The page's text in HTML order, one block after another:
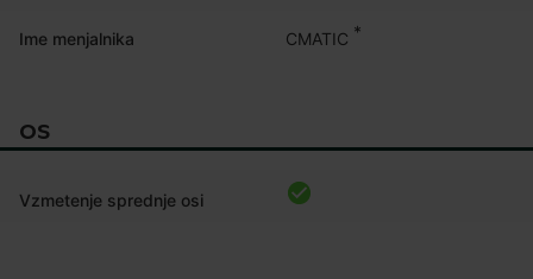
Ime menjalnika CMATIC *
OS
Vzmetenje sprednje osi